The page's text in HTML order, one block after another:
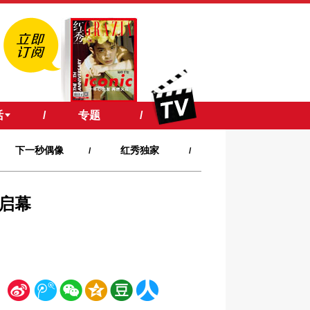
/ 专题 /
下一秒偶像 / 红秀独家 /
幕
新 腾 微 空 豆